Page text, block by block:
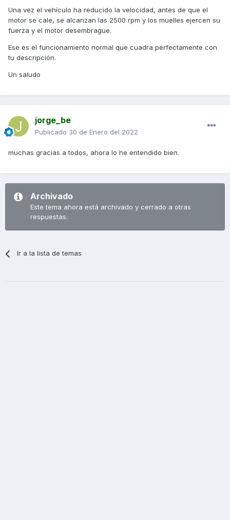
2000rpm directamente, sino que el embrague sigue
acoplado, permitiendo al motor generar retencion, asi hasta
que las rpm bajan hasta 2000rpm y es ahi donde desacopla
la duda es, la kymco debe generar retencion con el motor
Una vez el vehículo ha reducido la velocidad, antes de que el
motor se cale, se alcanzan las 2500 rpm y los muelles ejercen su
fuerza y el motor desembrague.
Ese es el funcionamiento normal que cuadra perfectamente con
tu descripción.
Un saludo
jorge_be
Publicado 30 de Enero del 2022
muchas gracias a todos, ahora lo he entendido bien.
Archivado
Este tema ahora está archivado y cerrado a otras
respuestas.
Ir a la lista de temas